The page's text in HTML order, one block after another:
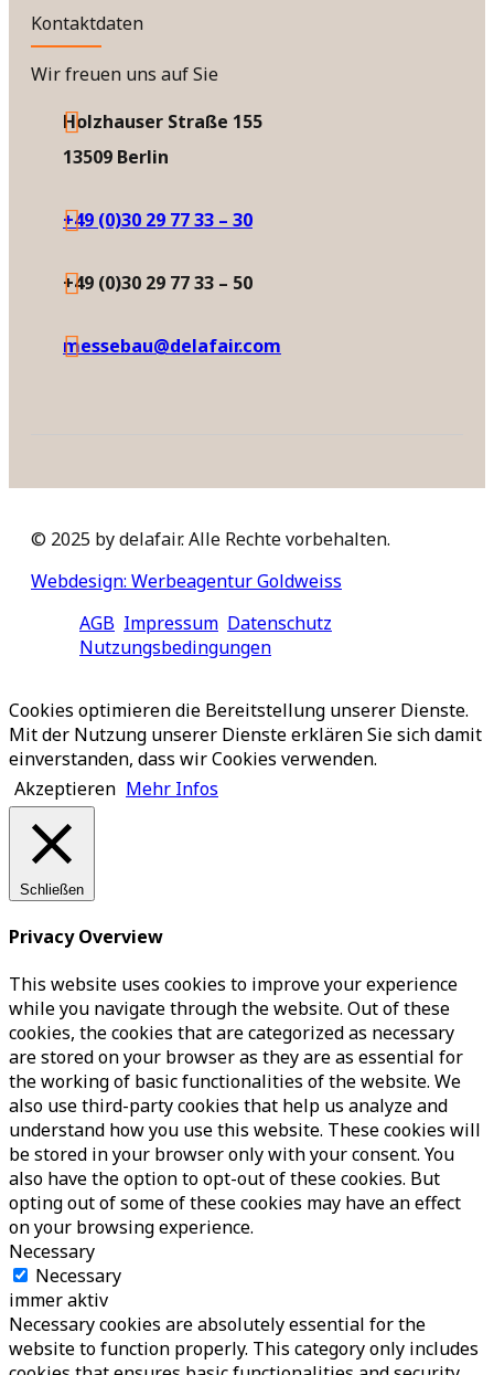
Kontaktdaten
Wir freuen uns auf Sie
Holzhauser Straße 155
13509 Berlin
+49 (0)30 29 77 33 – 30
+49 (0)30 29 77 33 – 50
messebau@delafair.com
© 2025 by delafair. Alle Rechte vorbehalten.
Webdesign: Werbeagentur Goldweiss
AGB Impressum Datenschutz
Nutzungsbedingungen
Cookies optimieren die Bereitstellung unserer Dienste.
Mit der Nutzung unserer Dienste erklären Sie sich damit
einverstanden, dass wir Cookies verwenden.
Akzeptieren Mehr Infos
Schließen
Privacy Overview
This website uses cookies to improve your experience
while you navigate through the website. Out of these
cookies, the cookies that are categorized as necessary
are stored on your browser as they are as essential for
the working of basic functionalities of the website. We
also use third-party cookies that help us analyze and
understand how you use this website. These cookies will
be stored in your browser only with your consent. You
also have the option to opt-out of these cookies. But
opting out of some of these cookies may have an effect
on your browsing experience.
Necessary
Necessary
immer aktiv
Necessary cookies are absolutely essential for the
website to function properly. This category only includes